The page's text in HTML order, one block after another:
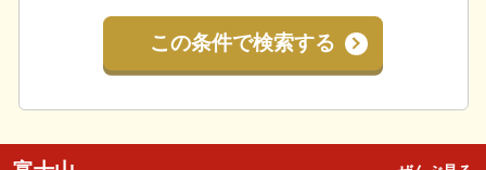
この条件で検索する